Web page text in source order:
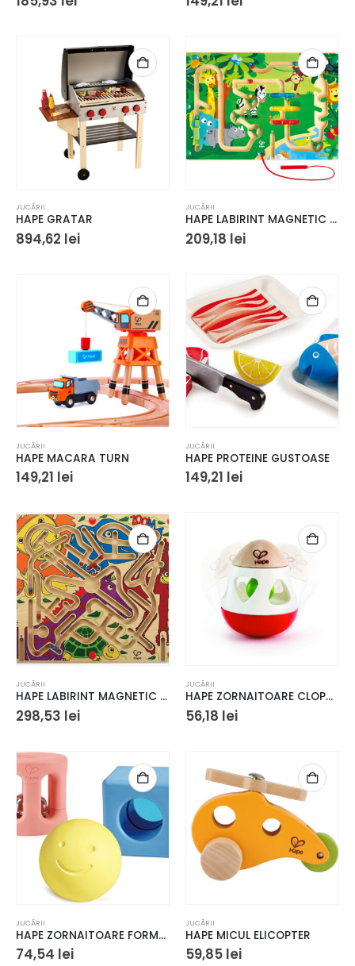
JUCĂRII
HAPE GRATAR
894,62 lei
JUCĂRII
HAPE LABIRINT MAGNETIC JUNGLA
209,18 lei
JUCĂRII
HAPE MACARA TURN
149,21 lei
JUCĂRII
HAPE PROTEINE GUSTOASE
149,21 lei
JUCĂRII
HAPE LABIRINT MAGNETIC ZOO'M – DISTRACTIE LA DUBLU
298,53 lei
JUCĂRII
HAPE ZORNAITOARE CLOPOTEL
56,18 lei
JUCĂRII
HAPE ZORNAITOARE FORME GEOMETRICE
74,54 lei
JUCĂRII
HAPE MICUL ELICOPTER
59,85 lei